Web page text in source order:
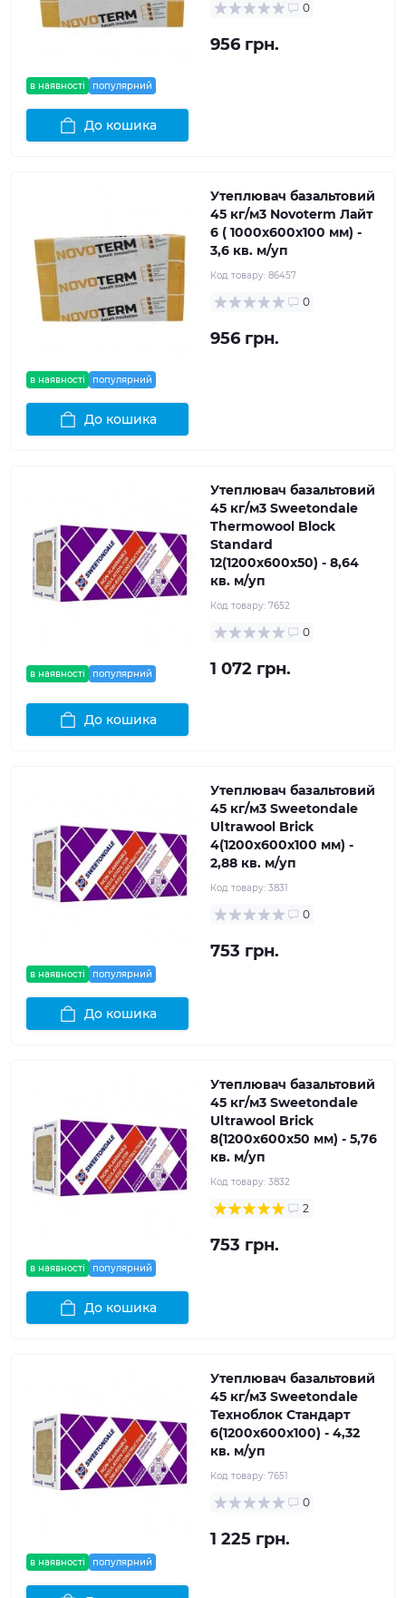
в наявності популярний
0
956 грн.
До кошика
в наявності популярний
Утеплювач базальтовий
45 кг/м3 Novoterm Лайт
6 ( 1000x600x100 мм) -
3,6 кв. м/уп
Код товару: 86457
0
956 грн.
До кошика
в наявності популярний
Утеплювач базальтовий
45 кг/м3 Sweetondale
Thermowool Block
Standard
12(1200x600x50) - 8,64
кв. м/уп
Код товару: 7652
0
1 072 грн.
До кошика
в наявності популярний
Утеплювач базальтовий
45 кг/м3 Sweetondale
Ultrawool Brick
4(1200x600x100 мм) -
2,88 кв. м/уп
Код товару: 3831
0
753 грн.
До кошика
в наявності популярний
Утеплювач базальтовий
45 кг/м3 Sweetondale
Ultrawool Brick
8(1200x600x50 мм) - 5,76
кв. м/уп
Код товару: 3832
2
753 грн.
До кошика
в наявності популярний
Утеплювач базальтовий
45 кг/м3 Sweetondale
Техноблок Стандарт
6(1200x600x100) - 4,32
кв. м/уп
Код товару: 7651
0
1 225 грн.